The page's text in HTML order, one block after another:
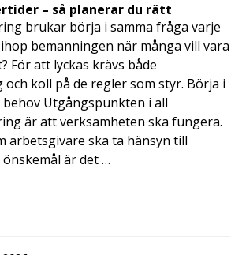
– så planerar du rätt
brukar börja i samma fråga varje
bemanningen när många vill vara
För att lyckas krävs både
koll på de regler som styr. Börja i
Utgångspunkten i all
är att verksamheten ska fungera.
arbetsgivare ska ta hänsyn till
är det …